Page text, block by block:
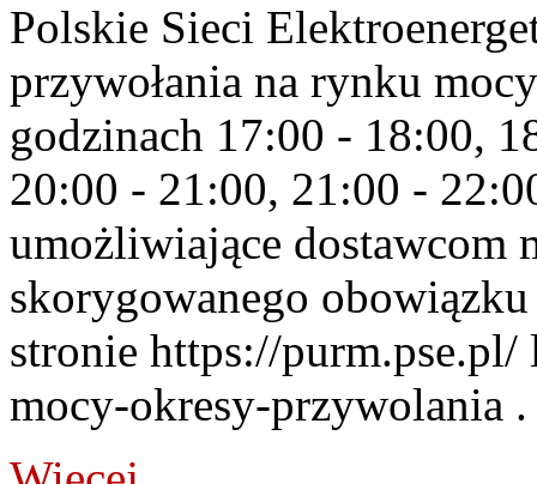
Polskie Sieci
przywołania na rynku
godzinach 17:00 - 18:00,
20:00 - 21:00, 21:00 -
umożliwiające dostawcom
skorygowanego
stronie https://
mocy-okresy-przywolania